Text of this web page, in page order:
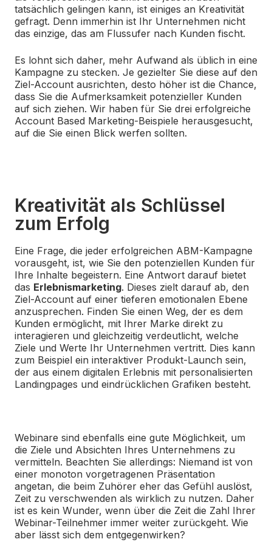
tatsächlich gelingen kann, ist einiges an Kreativität
gefragt. Denn immerhin ist Ihr Unternehmen nicht
das einzige, das am Flussufer nach Kunden fischt.
Es lohnt sich daher, mehr Aufwand als üblich in eine
Kampagne zu stecken. Je gezielter Sie diese auf den
Ziel-Account ausrichten, desto höher ist die Chance,
dass Sie die Aufmerksamkeit potenzieller Kunden
auf sich ziehen. Wir haben für Sie drei erfolgreiche
Account Based Marketing-Beispiele herausgesucht,
auf die Sie einen Blick werfen sollten.
Kreativität als Schlüssel
zum Erfolg
Eine Frage, die jeder erfolgreichen ABM-Kampagne
vorausgeht, ist, wie Sie den potenziellen Kunden für
Ihre Inhalte begeistern. Eine Antwort darauf bietet
das Erlebnismarketing. Dieses zielt darauf ab, den
Ziel-Account auf einer tieferen emotionalen Ebene
anzusprechen. Finden Sie einen Weg, der es dem
Kunden ermöglicht, mit Ihrer Marke direkt zu
interagieren und gleichzeitig verdeutlicht, welche
Ziele und Werte Ihr Unternehmen vertritt. Dies kann
zum Beispiel ein interaktiver Produkt-Launch sein,
der aus einem digitalen Erlebnis mit personalisierten
Landingpages und eindrücklichen Grafiken besteht.
Webinare sind ebenfalls eine gute Möglichkeit, um
die Ziele und Absichten Ihres Unternehmens zu
vermitteln. Beachten Sie allerdings: Niemand ist von
einer monoton vorgetragenen Präsentation
angetan, die beim Zuhörer eher das Gefühl auslöst,
Zeit zu verschwenden als wirklich zu nutzen. Daher
ist es kein Wunder, wenn über die Zeit die Zahl Ihrer
Webinar-Teilnehmer immer weiter zurückgeht. Wie
aber lässt sich dem entgegenwirken?